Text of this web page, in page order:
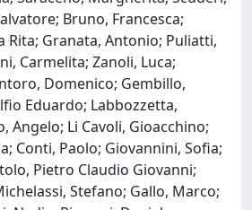
Bruno, Francesca;
Rita; Granata, Antonio; Puliatti,
Carmelita; Zanoli, Luca;
Domenico; Gembillo,
Eduardo; Labbozzetta,
Angelo; Li Cavoli, Gioacchino;
Conti, Paolo; Giovannini, Sofia;
Pietro Claudio Giovanni;
Stefano; Gallo, Marco;